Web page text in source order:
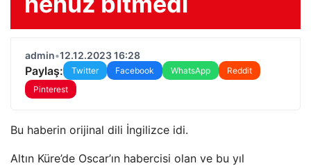
admin•12.12.2023 16:28
Paylaş: Twitter Facebook WhatsApp
Reddit
Pinterest
Bu haberin orijinal dili İngilizce idi.
Altın Küre’de Oscar’ın habercisi olan ve bu yıl